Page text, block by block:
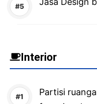
Interior
Partisi